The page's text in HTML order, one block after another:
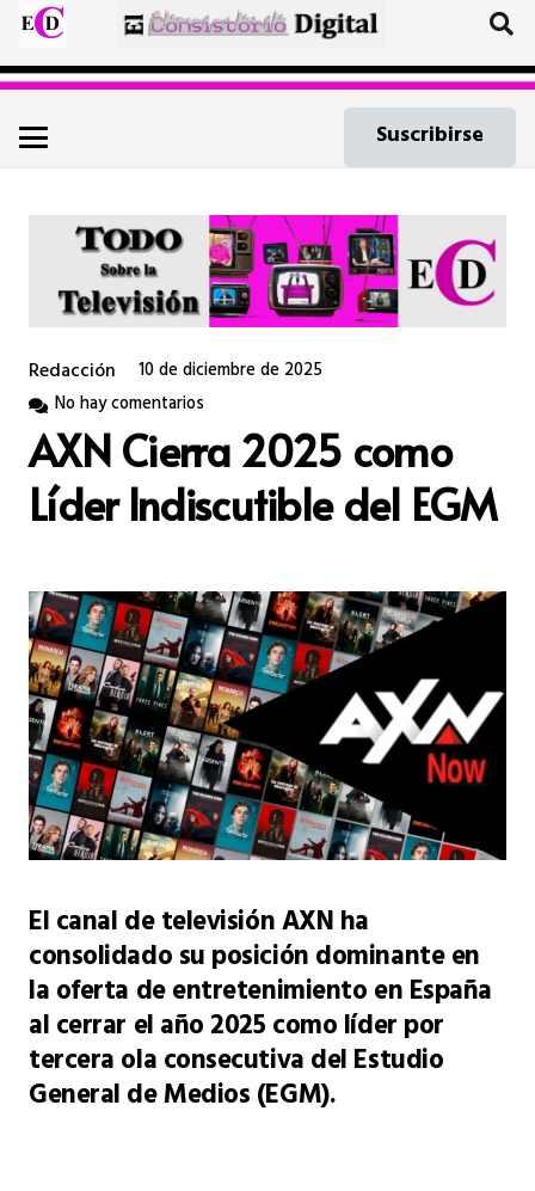
Suscribirse
Redacción
10 de diciembre de 2025
No hay comentarios
AXN Cierra 2025 como
Líder Indiscutible del EGM
El canal de televisión AXN ha
consolidado su posición dominante en
la oferta de entretenimiento en España
al cerrar el año 2025 como líder por
tercera ola consecutiva del Estudio
General de Medios (EGM).